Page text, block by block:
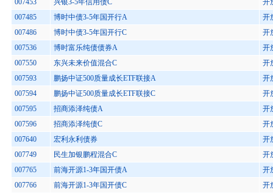
007453
兴银3-5年信用债C
开
007485
博时中债3-5年国开行A
开
007486
博时中债3-5年国开行C
开
007536
博时富乐纯债债券A
开
007550
东兴未来价值混合C
开
007593
鹏扬中证500质量成长ETF联接A
开
007594
鹏扬中证500质量成长ETF联接C
开
007595
招商添泽纯债A
开
007596
招商添泽纯债C
开
007640
宏利永利债券
开
007749
民生加银鹏程混合C
开
007765
前海开源1-3年国开债A
开
007766
前海开源1-3年国开债C
开